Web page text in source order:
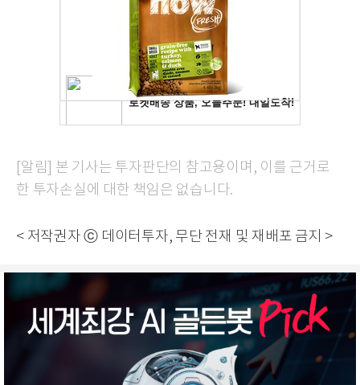
[알림] 본 기사는 투자판단의 참고용이며, 이를 근거로
한 투자손실에 대한 책임은 없습니다.
< 저작권자 ⓒ 데이터투자, 무단 전재 및 재배포 금지 >